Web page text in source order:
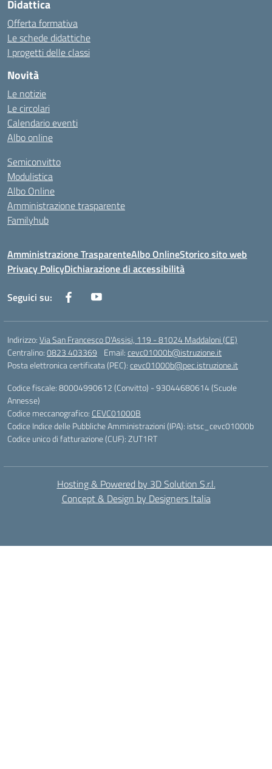
Didattica
Offerta formativa
Le schede didattiche
I progetti delle classi
Novità
Le notizie
Le circolari
Calendario eventi
Albo online
Semiconvitto
Modulistica
Albo Online
Amministrazione trasparente
Familyhub
Amministrazione TrasparenteAlbo OnlineStorico sito web
Privacy PolicyDichiarazione di accessibilità
Seguici su:
Indirizzo:Via San Francesco D'Assisi, 119 - 81024 Maddaloni (CE)
Centralino:0823 403369 Email:cevc01000b@istruzione.it
Posta elettronica certificata (PEC):cevc01000b@pec.istruzione.it
Codice fiscale: 80004990612 (Convitto) - 93044680614 (Scuole
Annesse)
Codice meccanografico: CEVC01000B
Codice Indice delle Pubbliche Amministrazioni (IPA): istsc_cevc01000b
Codice unico di fatturazione (CUF): ZUT1RT
Hosting & Powered by 3D Solution S.r.l.
Concept & Design by Designers Italia